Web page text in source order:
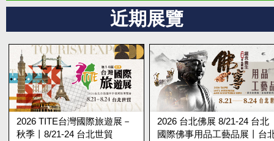
近期展覽
2026 台北佛展 8/21-24 台北
國際佛事用品工藝品展丨台北
第19屆台北蔬食展 8/21-24
北國際蔬食養生展丨台北世